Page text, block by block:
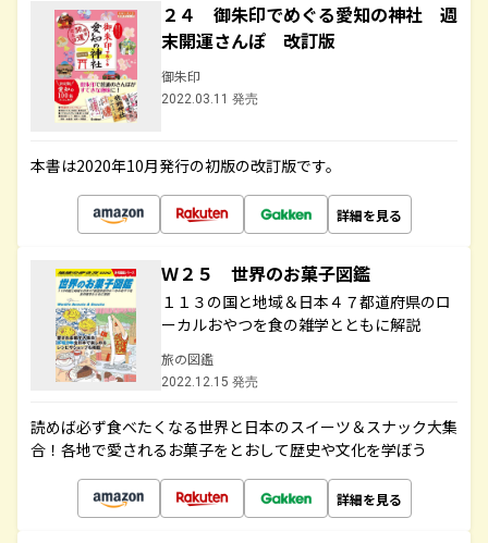
２４ 御朱印でめぐる愛知の神社 週
末開運さんぽ 改訂版
御朱印
2022.03.11 発売
本書は2020年10月発行の初版の改訂版です。
詳細を見る
Ｗ２５ 世界のお菓子図鑑
１１３の国と地域＆日本４７都道府県のロ
ーカルおやつを食の雑学とともに解説
旅の図鑑
2022.12.15 発売
読めば必ず食べたくなる世界と日本のスイーツ＆スナック大集
合！各地で愛されるお菓子をとおして歴史や文化を学ぼう
詳細を見る